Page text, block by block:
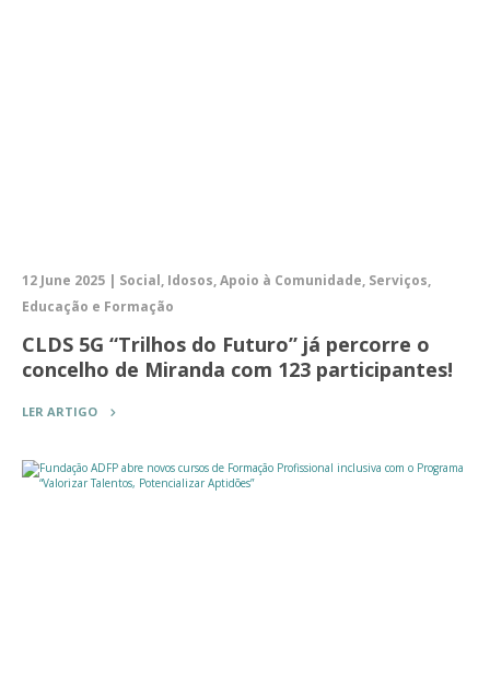
12 June 2025 | Social, Idosos, Apoio à Comunidade, Serviços,
Educação e Formação
CLDS 5G “Trilhos do Futuro” já percorre o
concelho de Miranda com 123 participantes!
LER ARTIGO